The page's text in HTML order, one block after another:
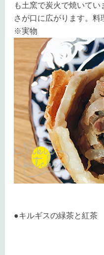
も土窯で炭火で焼いて
さが口に広がります。料
※実物
●キルギスの緑茶と紅茶